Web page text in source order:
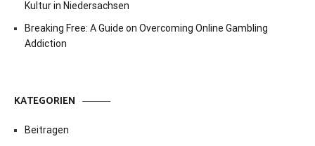
Kultur in Niedersachsen
Breaking Free: A Guide on Overcoming Online Gambling
Addiction
KATEGORIEN
Beitragen